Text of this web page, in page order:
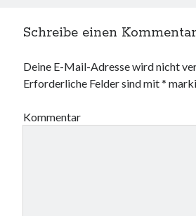
Schreibe einen Kommentar
Deine E-Mail-Adresse wird nicht
Erforderliche Felder sind mit*
Kommentar